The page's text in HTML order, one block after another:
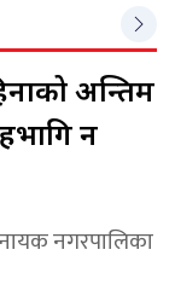
अन्तिम
हुन
नगरपालिका